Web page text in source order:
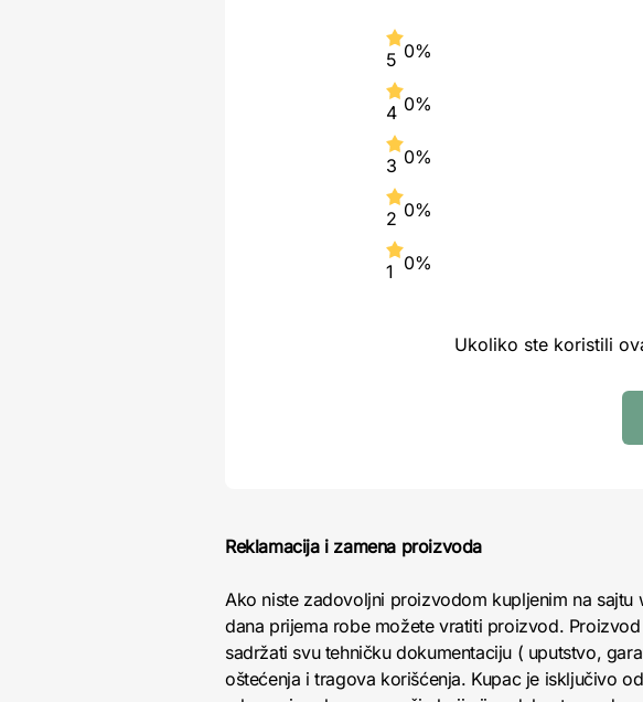
5 0%
4 0%
3 0%
2 0%
1 0%
Ukoliko ste koristili
Reklamacija i zamena proizvoda
Ako niste zadovoljni proizvodom kupljenim na
dana prijema robe možete vratiti proizvod.
sadržati svu tehničku dokumentaciju ( uputstvo,
oštećenja i tragova korišćenja. Kupac je isključivo